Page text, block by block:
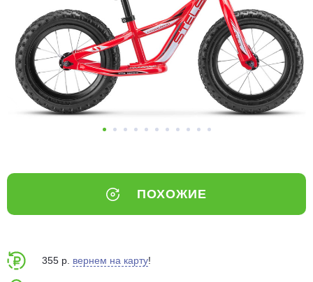
ПОХОЖИЕ
355 р. вернем на карту!
Добавляйте товары
в корзину
Оплачивайте сегодня только
25% картой любого банка
выбранный способом
Оставшиеся75% будут